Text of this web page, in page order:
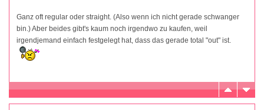
Ganz oft regular oder straight. (Also wenn ich nicht gerade schwanger
bin.) Aber beides gibt's kaum noch irgendwo zu kaufen, weil
irgendjemand einfach festgelegt hat, dass das gerade total "out" ist.